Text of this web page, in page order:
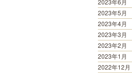
2023年6月
2023年5月
2023年4月
2023年3月
2023年2月
2023年1月
2022年12月